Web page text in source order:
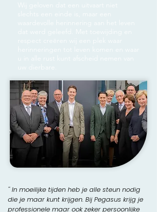
Wij geloven dat een uitvaart niet
slechts een einde is, maar een
waardevolle herinnering aan het leven
dat werd geleefd. Met toewijding en
respect creëren wij een plek waar
herinneringen tot leven komen en waar
u in alle rust kunt afscheid nemen van
uw dierbare.
'' In moeilijke tijden heb je alle steun nodig
die je maar kunt krijgen. Bij Pegasus krijg je
professionele maar ook zeker persoonlijke